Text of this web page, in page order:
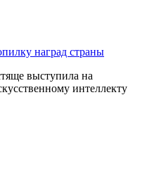
наград страны
выступила на
интеллекту